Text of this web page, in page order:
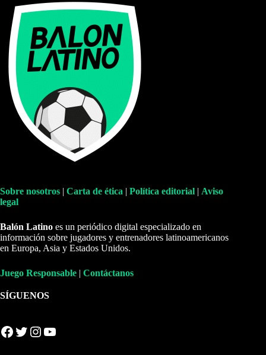
Sobre nosotros | Carta de ética | Política editorial | Aviso
legal
Balón Latino es un periódico digital especializado en
información sobre jugadores y entrenadores latinoamericanos
en Europa, Asia y Estados Unidos.
Juego Responsable | Contáctanos
SÍGUENOS
Facebook Twitter Instagram YouTube